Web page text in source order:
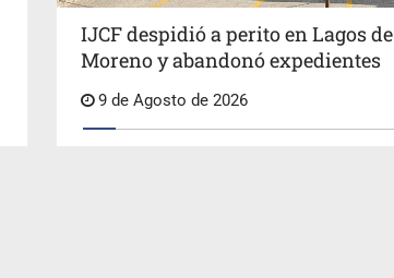
IJCF despidió a perito en Lagos de
Moreno y abandonó expedientes
9 de Agosto de 2026